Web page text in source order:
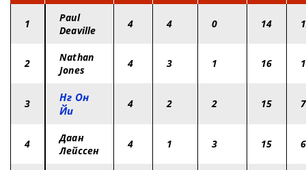
1
Paul
Deaville
4 4 0 14
2
Nathan
Jones
4 3 1 16
3
Нг Он
Йи
4 2 2 15 7
4
Даан
Лейссен
4 1 3 15 6